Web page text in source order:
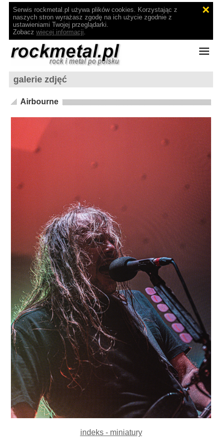
Serwis rockmetal.pl używa plików cookies. Korzystając z
naszych stron wyrażasz zgodę na ich użycie zgodnie z
ustawieniami Twojej przeglądarki.
Zobacz więcej informacji.
galerie zdjęć
Airbourne
indeks - miniatury